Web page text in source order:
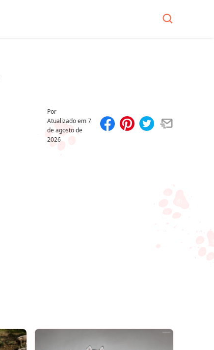
Por
Atualizado em7
de agosto de
2026